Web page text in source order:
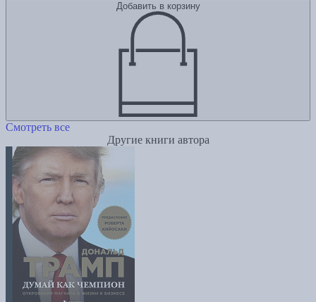
Добавить в корзину
Смотреть все
Другие книги автора